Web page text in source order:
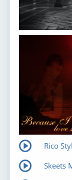
Rico
Skeets